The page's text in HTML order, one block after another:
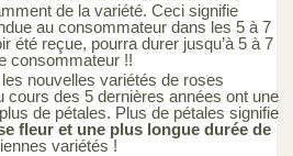
de la variété. Ceci signifie
au consommateur dans les 5 à 7
été reçue, pourra durer jusqu’à 5 à 7
consommateur !!
nouvelles variétés de roses
cours des 5 dernières années ont une
de pétales. Plus de pétales signifie
fleur et une plus longue durée de
variétés !